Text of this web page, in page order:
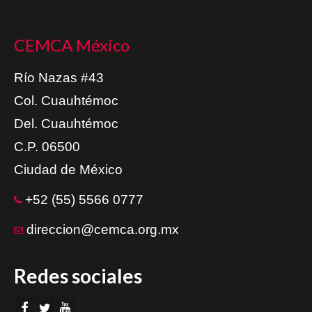
CEMCA México
Río Nazas #43
Col. Cuauhtémoc
Del. Cuauhtémoc
C.P. 06500
Ciudad de México
+52 (55) 5566 0777
direccion@cemca.org.mx
Redes sociales